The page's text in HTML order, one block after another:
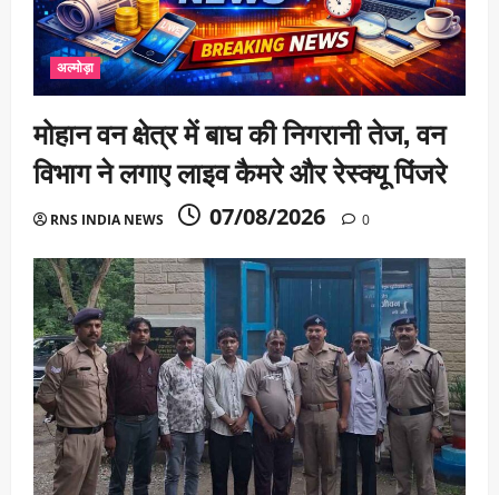
अल्मोड़ा
मोहान वन क्षेत्र में बाघ की निगरानी तेज, वन
विभाग ने लगाए लाइव कैमरे और रेस्क्यू पिंजरे
RNS INDIA NEWS 07/08/2026 0